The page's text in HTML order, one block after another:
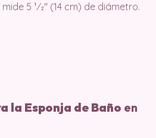
5 1⁄2″ (14 cm) de diámetro.
la Esponja de Baño en